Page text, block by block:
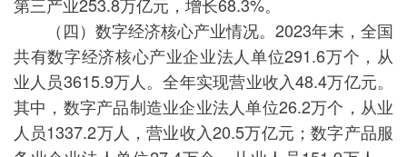
（四）数字经济核心产业情况。2023年末，全国
共有数字经济核心产业企业法人单位291.6万个，从
业人员3615.9万人。全年实现营业收入48.4万亿元。
其中，数字产品制造业企业法人单位26.2万个，从业
人员1337.2万人，营业收入20.5万亿元；数字产品服